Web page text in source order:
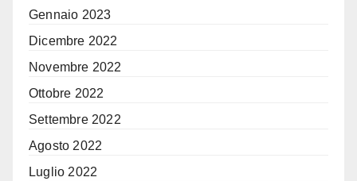
Gennaio 2023
Dicembre 2022
Novembre 2022
Ottobre 2022
Settembre 2022
Agosto 2022
Luglio 2022